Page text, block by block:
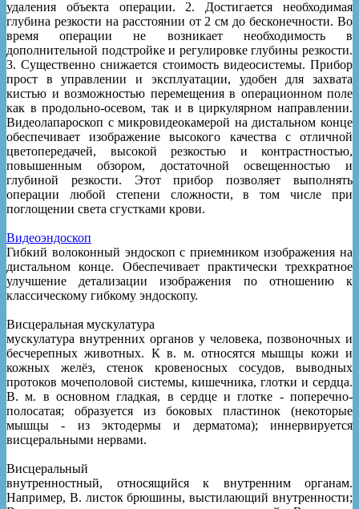
удаления объекта операции. 2. Достигается необходимая
глубина резкости на расстоянии от 2 см до бесконечности. Во
время операции не возникает необходимость в
дополнительной подстройке и регулировке глубины резкости.
3. Существенно снижается стоимость видеосистемы. Прибор
прост в управлении и эксплуатации, удобен для захвата
кистью и возможностью перемещения в операционном поле
как в продольно-осевом, так и в циркулярном направлении.
Видеолапароскоп с микровидеокамерой на дистальном конце
обеспечивает изображение высокого качества с отличной
цветопередачей, высокой резкостью и контрастностью,
повышенным обзором, достаточной освещенностью и
глубиной резкости. Этот прибор позволяет выполнять
операции любой степени сложности, в том числе при
поглощении света сгустками крови.
Видеоэндоскоп
Гибкий волоконный эндоскоп с приемником изображения на
дистальном конце. Обеспечивает практически трехкратное
улучшение детализации изображения по отношению к
классическому гибкому эндоскопу.
Висцеральная мускулатура
мускулатура внутренних органов у человека, позвоночных и
бесчерепных животных. К в. м. относятся мышцы кожи и
кожных желёз, стенок кровеносных сосудов, выводных
протоков мочеполовой системы, кишечника, глотки и сердца.
В. м. в основном гладкая, в сердце и глотке - поперечно-
полосатая; образуется из боковых пластинок (некоторые
мышцы - из эктодермы и дерматома); иннервируется
висцеральными нервами.
Висцеральный
внутренностный, относящийся к внутренним органам.
Например, В. листок брюшины, выстилающий внутренности;